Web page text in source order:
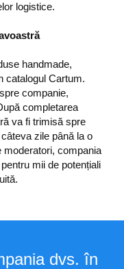
logistice.
handmade,
catalogul Cartum.
companie,
completarea
va fi trimisă spre
zile până la o
moderatori, compania
mii de potențiali
dvs. în